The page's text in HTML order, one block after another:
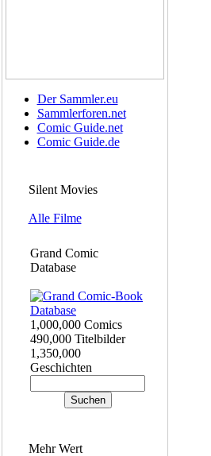
Der Sammler.eu
Sammlerforen.net
Comic Guide.net
Comic Guide.de
Silent Movies
Alle Filme
Grand Comic
Database
1,000,000 Comics
490,000 Titelbilder
1,350,000
Geschichten
Mehr Wert